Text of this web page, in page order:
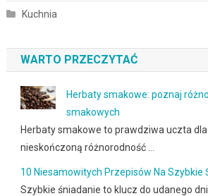
Kuchnia
WARTO PRZECZYTAĆ
Herbaty smakowe: poznaj
smakowych
Herbaty smakowe to prawdziwa uczta
nieskończoną różnorodność …
10 Niesamowitych Przepisów Na Szybkie
Szybkie śniadanie to klucz do udanego